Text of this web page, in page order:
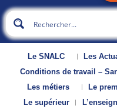
Le SNALC Les
Conditions de travail –
Les métiers
Le
Le supérieur